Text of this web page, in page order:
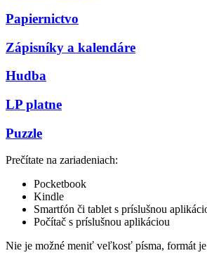
Papiernictvo
Zápisníky a kalendáre
Hudba
LP platne
Puzzle
Prečítate na zariadeniach:
Pocketbook
Kindle
Smartfón či tablet s príslušnou
Počítač s príslušnou aplikáciou
Nie je možné meniť veľkosť písma, formát